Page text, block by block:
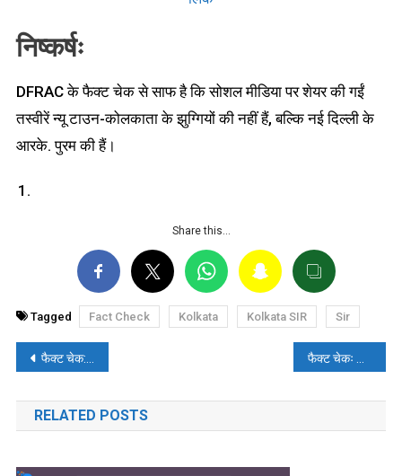
निष्कर्षः
DFRAC के फैक्ट चेक से साफ है कि सोशल मीडिया पर शेयर की गईं
तस्वीरें न्यू टाउन-कोलकाता के झुग्गियों की नहीं हैं, बल्कि नई दिल्ली के
आरके. पुरम की हैं।
Share this…
Tagged Fact Check Kolkata Kolkata SIR Sir
पोस्ट
नेविगेशन
फैक्ट चेक: क्या पीएम मोदी की रैली में शामिल होने पर देवभूमि उत्तराखंड विश्वविद्यालय छात्रों को देगा 50 अंक? जानिए सच्चाई
RELATED POSTS